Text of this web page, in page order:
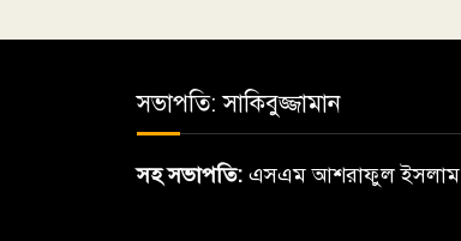
সভাপতি: সাকিবুজ্জামান
সহ সভাপতি: এসএম আশরাফুল ইসলাম